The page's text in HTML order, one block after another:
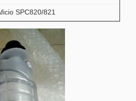
SPC820/821